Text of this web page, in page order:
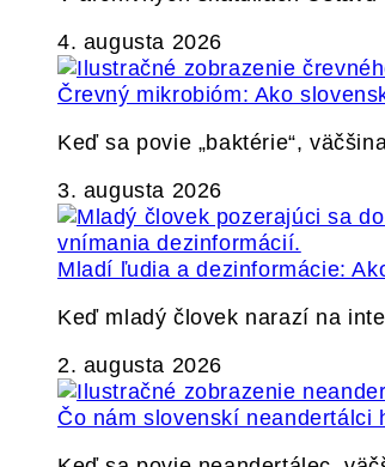
4. augusta 2026
Črevný mikrobióm: Ako
Keď sa povie „baktérie“,
3. augusta 2026
Mladí ľudia a dezinformácie:
Keď mladý človek narazí na
2. augusta 2026
Čo nám slovenskí neandertálci